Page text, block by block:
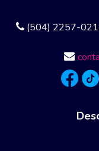
(504) 2257-